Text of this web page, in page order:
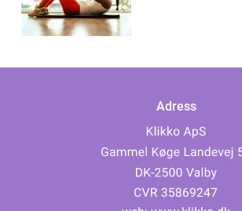
Adress